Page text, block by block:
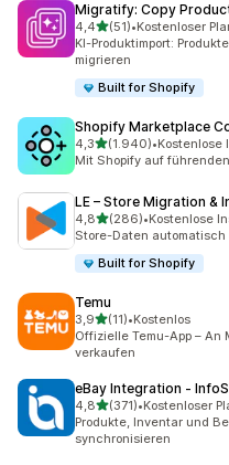
Migratify: Copy
4,4von 5 Sternen
(51)
51 Rezensionen insgesamt
•Kostenloser
KI-Produktimport:
migrieren
Built for Shopify
Shopify Marketplace
4,3von 5 Sternen
(1.940)
1940 Rezensionen
•Kostenlose
Mit Shopify auf
LE – Store Migration &
4,8von 5 Sternen
(286)
286 Rezensionen
•Kostenlose
Store-Daten
Built for Shopify
Temu
3,9von 5 Sternen
(11)
11 Rezensionen insgesamt
•Kostenlos
Offizielle Temu-App – An
verkaufen
eBay Integration ‑
4,8von 5 Sternen
(371)
371 Rezensionen
•Kostenloser
Produkte, Inventar und
synchronisieren